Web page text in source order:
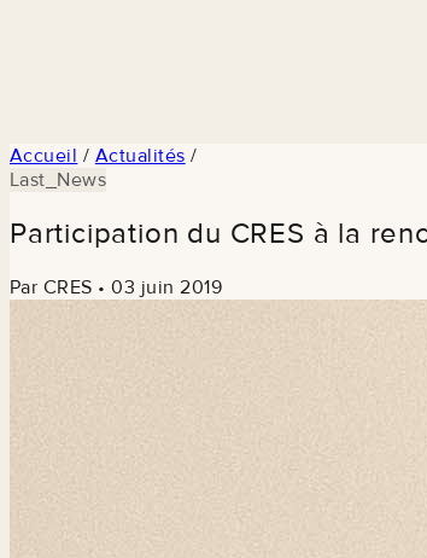
Accueil / Actualités /
Last_News
Participation du CRES à la
Par CRES • 03 juin 2019